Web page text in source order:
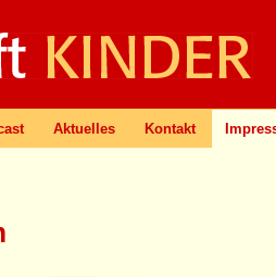
Aktuelles Kontakt